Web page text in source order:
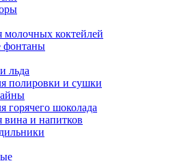
коктейлей
фонтаны
льда
полировки и сушки
горячего шоколада
и напитков